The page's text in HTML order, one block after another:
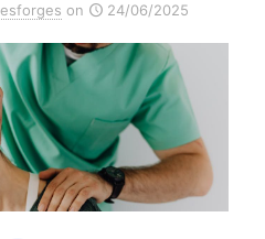
on 24/06/2025